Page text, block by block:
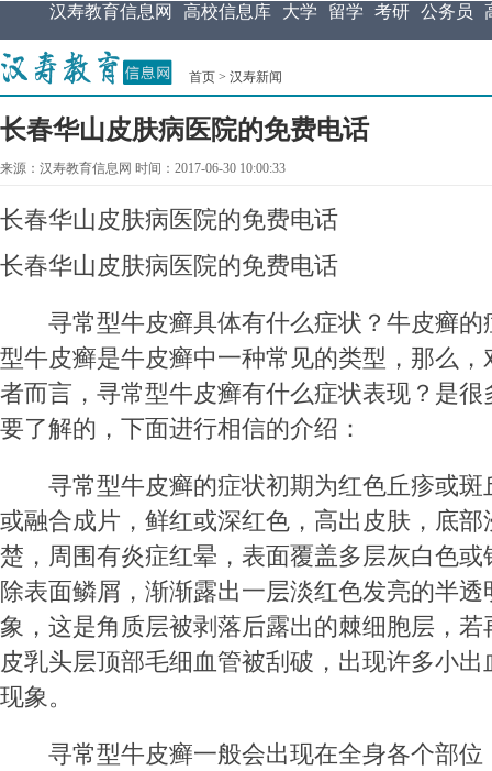
汉寿教育信息网 高校信息库 大学 留学 考研 公务员
首页 > 汉寿新闻
长春华山皮肤病医院的免费电话
来源：汉寿教育信息网 时间：2017-06-30 10:00:33
长春华山皮肤病医院的免费电话
长春华山皮肤病医院的免费电话
寻常型牛皮癣具体有什么症状？牛皮癣的
型牛皮癣是牛皮癣中一种常见的类型，那么
者而言，寻常型牛皮癣有什么症状表现？是
要了解的，下面进行相信的介绍：
寻常型牛皮癣的症状初期为红色丘疹或斑
或融合成片，鲜红或深红色，高出皮肤，底
楚，周围有炎症红晕，表面覆盖多层灰白色
除表面鳞屑，渐渐露出一层淡红色发亮的半
象，这是角质层被剥落后露出的棘细胞层，
皮乳头层顶部毛细血管被刮破，出现许多小
现象。
寻常型牛皮癣一般会出现在全身各个部位